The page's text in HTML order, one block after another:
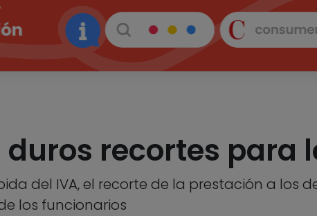
recortes para
del IVA, el recorte de la prestación a los
los funcionarios